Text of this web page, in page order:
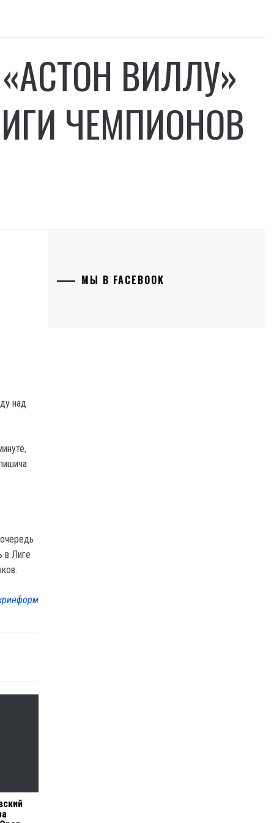
ВИЛЛУ»
ЧЕМПИОНОВ
над
в Лиге
МЫ В FACEBOOK